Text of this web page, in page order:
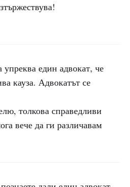
упреква един адвокат, че
кауза. Адвокатът се
толкова справедливи
вече да ги различавам